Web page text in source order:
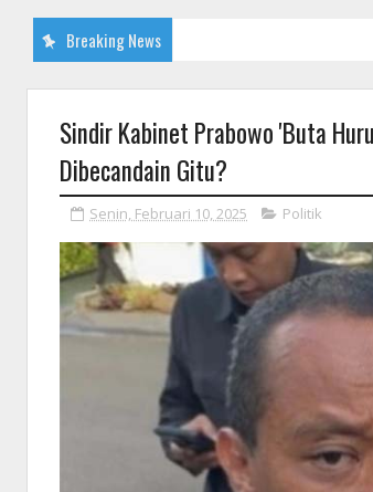
Breaking News
Sindir Kabinet Prabowo 'Buta
Dibecandain Gitu?
Senin, Februari 10, 2025 Politik